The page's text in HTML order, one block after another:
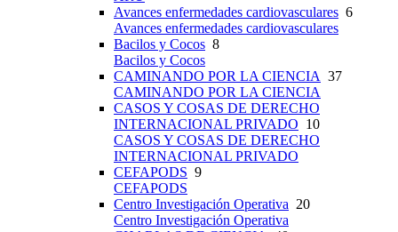
Avances enfermedades cardiovasculares 6
Avances enfermedades cardiovasculares
Bacilos y Cocos 8
Bacilos y Cocos
CAMINANDO POR LA CIENCIA 37
CAMINANDO POR LA CIENCIA
CASOS Y COSAS DE DERECHO
INTERNACIONAL PRIVADO 10
CASOS Y COSAS DE DERECHO
INTERNACIONAL PRIVADO
CEFAPODS 9
CEFAPODS
Centro Investigación Operativa 20
Centro Investigación Operativa